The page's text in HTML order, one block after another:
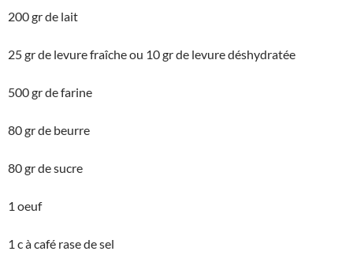
200 gr de lait
25 gr de levure fraîche ou 10 gr de levure déshydratée
500 gr de farine
80 gr de beurre
80 gr de sucre
1 oeuf
1 c à café rase de sel